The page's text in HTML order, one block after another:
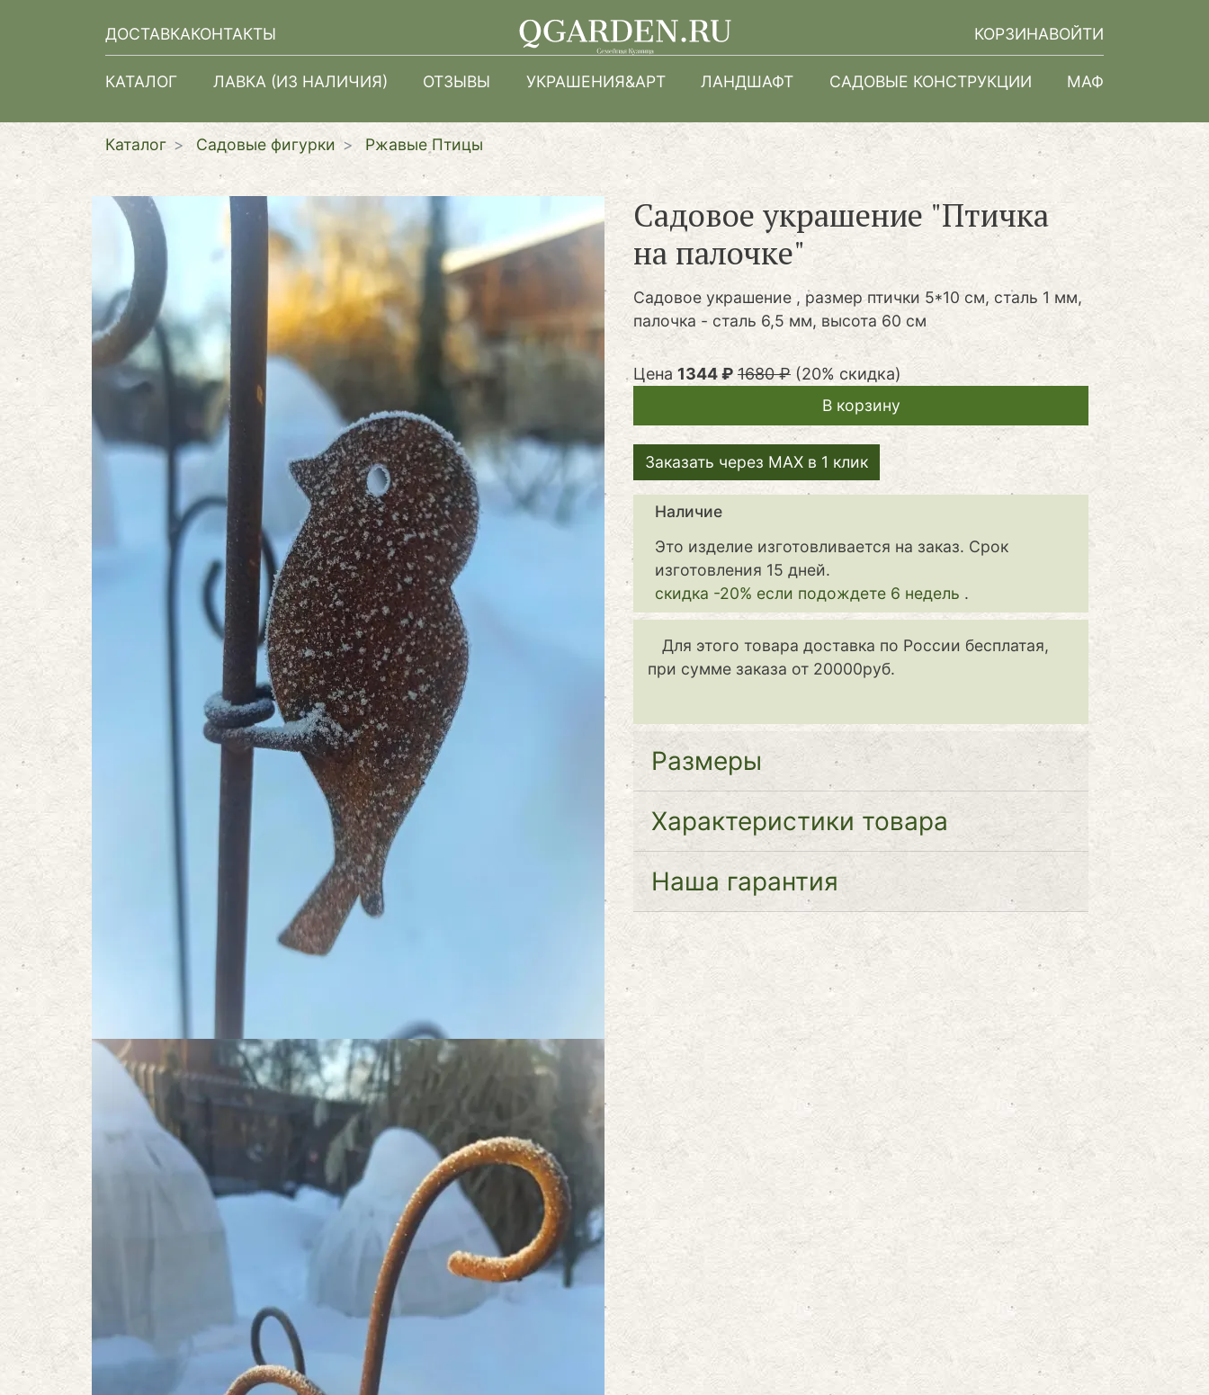
к
содержанию
ДОСТАВКАКОНТАКТЫ КОРЗИНАВОЙТИ
КАТАЛОГ ЛАВКА (ИЗ НАЛИЧИЯ) ОТЗЫВЫ УКРАШЕНИЯ&АРТ ЛАНДШАФТ САДОВЫЕ КОНСТРУКЦИИ МАФ
Каталог Садовые фигурки Ржавые Птицы
Садовое украшение "Птичка
на палочке"
Садовое украшение , размер птички 5*10 см, сталь 1 мм,
палочка - сталь 6,5 мм, высота 60 см
Цена 1344 ₽ 1680 ₽ (20% скидка)
Заказать через MAX в 1 клик
Наличие
Это изделие изготовливается на заказ. Срок
изготовления 15 дней.
скидка -20% если подождете 6 недель .
Для этого товара доставка по России бесплатая,
при сумме заказа от 20000руб.
Размеры
Характеристики товара
Наша гарантия